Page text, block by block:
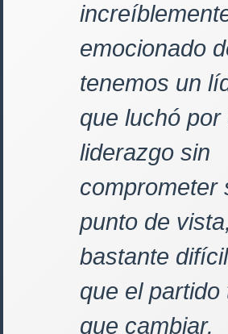
emocionado
tenemos un
que luchó por
liderazgo sin
comprometer
punto de
bastante
que el partido
que cambiar.